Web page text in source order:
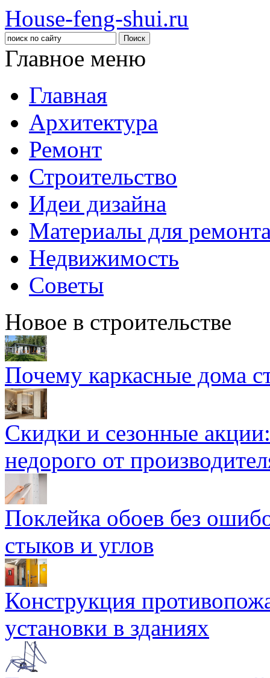
House-feng-shui.ru
Главное меню
Главная
Архитектура
Ремонт
Строительство
Идеи дизайна
Материалы для
Недвижимость
Советы
Новое в строительстве
Почему каркасные дома
Скидки и сезонные
недорого от
Поклейка обоев без
стыков и углов
Конструкция
установки в зданиях